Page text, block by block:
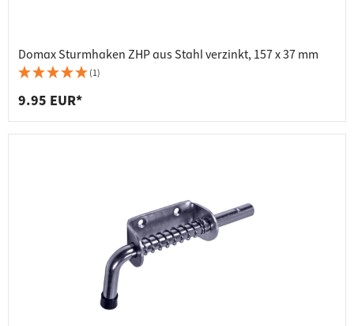
Domax Sturmhaken ZHP aus Stahl verzinkt, 157 x 37 mm
(1)
9.95 EUR*